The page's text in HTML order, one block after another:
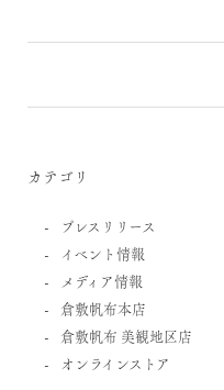
カテゴリ
プレスリリース
イベント情報
メディア情報
倉敷帆布本店
倉敷帆布 美観地区店
オンラインストア